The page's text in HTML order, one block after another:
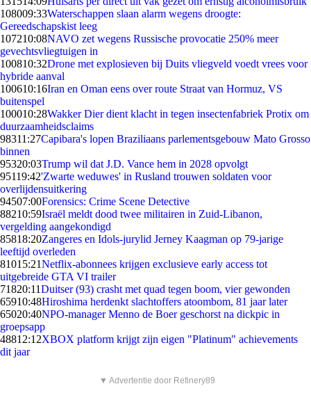
108009:33Waterschappen slaan alarm wegens droogte:
Gereedschapskist leeg
107210:08NAVO zet wegens Russische provocatie 250% meer
gevechtsvliegtuigen in
100810:32Drone met explosieven bij Duits vliegveld voedt vrees voor
hybride aanval
100610:16Iran en Oman eens over route Straat van Hormuz, VS
buitenspel
100010:28Wakker Dier dient klacht in tegen insectenfabriek Protix om
duurzaamheidsclaims
98311:27Capibara's lopen Braziliaans parlementsgebouw Mato Grosso
binnen
95320:03Trump wil dat J.D. Vance hem in 2028 opvolgt
95119:42'Zwarte weduwes' in Rusland trouwen soldaten voor
overlijdensuitkering
94507:00Forensics: Crime Scene Detective
88210:59Israël meldt dood twee militairen in Zuid-Libanon,
vergelding aangekondigd
85818:20Zangeres en Idols-jurylid Jerney Kaagman op 79-jarige
leeftijd overleden
81015:21Netflix-abonnees krijgen exclusieve early access tot
uitgebreide GTA VI trailer
71820:11Duitser (93) crasht met quad tegen boom, vier gewonden
65910:48Hiroshima herdenkt slachtoffers atoombom, 81 jaar later
65020:40NPO-manager Menno de Boer geschorst na dickpic in
groepsapp
48812:12XBOX platform krijgt zijn eigen "Platinum" achievements
dit jaar
▼ Advertentie door Refinery89